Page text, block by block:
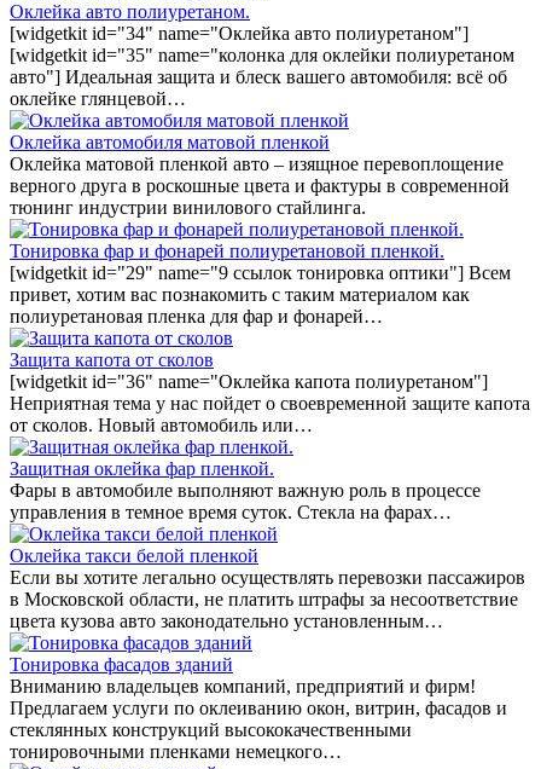
Оклейка авто полиуретаном.
[widgetkit id="34" name="Оклейка авто полиуретаном"]
[widgetkit id="35" name="колонка для оклейки полиуретаном
авто"] Идеальная защита и блеск вашего автомобиля: всё об
оклейке глянцевой…
Оклейка автомобиля матовой пленкой
Оклейка матовой пленкой авто – изящное перевоплощение
верного друга в роскошные цвета и фактуры в современной
тюнинг индустрии винилового стайлинга.
Тонировка фар и фонарей полиуретановой пленкой.
[widgetkit id="29" name="9 ссылок тонировка оптики"] Всем
привет, хотим вас познакомить с таким материалом как
полиуретановая пленка для фар и фонарей…
Защита капота от сколов
[widgetkit id="36" name="Оклейка капота полиуретаном"]
Неприятная тема у нас пойдет о своевременной защите капота
от сколов. Новый автомобиль или…
Защитная оклейка фар пленкой.
Фары в автомобиле выполняют важную роль в процессе
управления в темное время суток. Стекла на фарах…
Оклейка такси белой пленкой
Если вы хотите легально осуществлять перевозки пассажиров
в Московской области, не платить штрафы за несоответствие
цвета кузова авто законодательно установленным…
Тонировка фасадов зданий
Вниманию владельцев компаний, предприятий и фирм!
Предлагаем услуги по оклеиванию окон, витрин, фасадов и
стеклянных конструкций высококачественными
тонировочными пленками немецкого…